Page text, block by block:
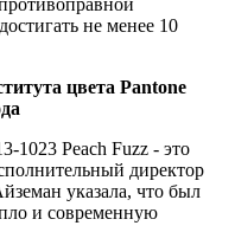
не менее 10
цвета Pantone
1023 Peach Fuzz - это
директор
указала, что был
и современную